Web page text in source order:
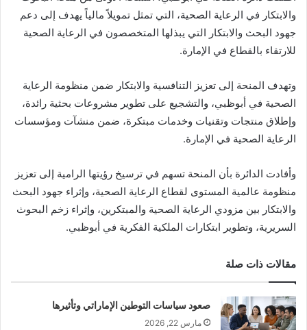
والابتكار في الرعاية الصحية، التي تمثل تمويلاً مالياً يهدف إلى دعم
جهود البحث والابتكار التي يبذلها المتخصصون في الرعاية الصحية
للارتقاء بالقطاع في الإمارة.
وتهدف المنحة إلى تعزيز التنافسية والابتكار ضمن منظومة الرعاية
الصحية في أبوظبي، والتشجيع على تطوير مشروعات بحثية رائدة،
وإطلاق منتجات وتقنيات وخدمات مبتكرة، ضمن منشآت ومؤسسات
الرعاية الصحية في الإمارة.
وأفادت الدائرة بأن المنحة تسهم في ترسيخ رؤيتها الرامية إلى تعزيز
منظومة عالمية المستوى لقطاع الرعاية الصحية، وإثراء جهود البحث
والابتكار بين مزودي الرعاية الصحية والمبتكرين، وإثراء زخم البحوث
السريرية، وتطوير ابتكارات الملكية الفكرية في أبوظبي.
مقالات ذات صلة
صعود سياسات التوطين الإماراتي وتأثيرها
مارس 22, 2026